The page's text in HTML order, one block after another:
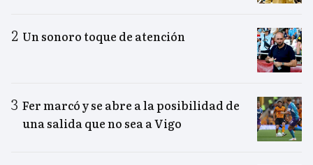
Un sonoro toque de atención
Fer marcó y se abre a la posibilidad de
una salida que no sea a Vigo